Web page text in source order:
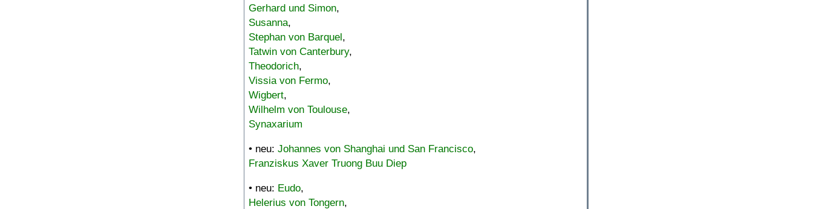
Gerhard und Simon,
Susanna,
Stephan von Barquel,
Tatwin von Canterbury,
Theodorich,
Vissia von Fermo,
Wigbert,
Wilhelm von Toulouse,
Synaxarium
• neu: Johannes von Shanghai und San Francisco,
Franziskus Xaver Truong Buu Diep
• neu: Eudo,
Helerius von Tongern,